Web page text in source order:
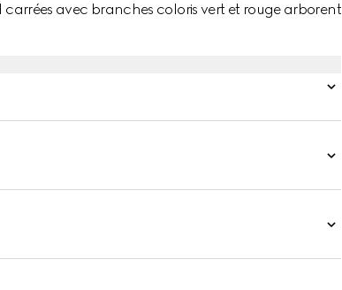
carrées avec branches coloris vert et rouge arborent